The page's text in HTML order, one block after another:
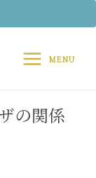
MenuMENU
の関係